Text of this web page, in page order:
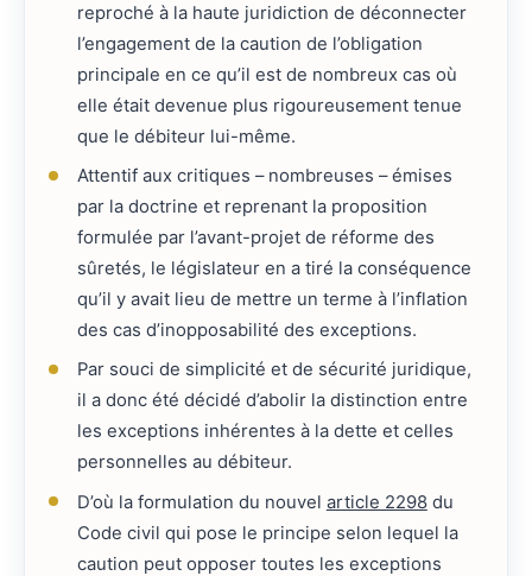
reproché à la haute juridiction de déconnecter
l’engagement de la caution de l’obligation
principale en ce qu’il est de nombreux cas où
elle était devenue plus rigoureusement tenue
que le débiteur lui-même.
Attentif aux critiques – nombreuses – émises
par la doctrine et reprenant la proposition
formulée par l’avant-projet de réforme des
sûretés, le législateur en a tiré la conséquence
qu’il y avait lieu de mettre un terme à l’inflation
des cas d’inopposabilité des exceptions.
Par souci de simplicité et de sécurité juridique,
il a donc été décidé d’abolir la distinction entre
les exceptions inhérentes à la dette et celles
personnelles au débiteur.
D’où la formulation du nouvel article 2298du
Code civil qui pose le principe selon lequel la
caution peut opposer toutes les exceptions